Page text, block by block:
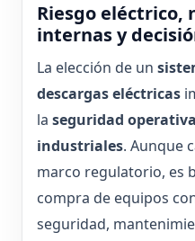
Riesgo eléctrico,
internas y
La elección de un
descargas eléctricas
la seguridad
industriales. Aunque
marco regulatorio, es
compra de equipos
seguridad,